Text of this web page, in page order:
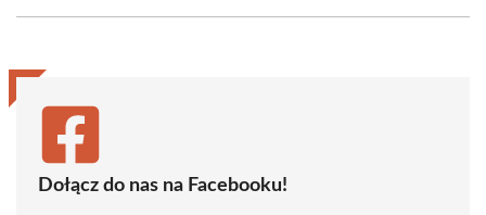
(Twitter)
Dołącz do nas na Facebooku!